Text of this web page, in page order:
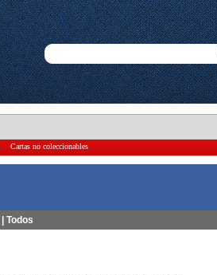
Cartas no coleccionables
Todos